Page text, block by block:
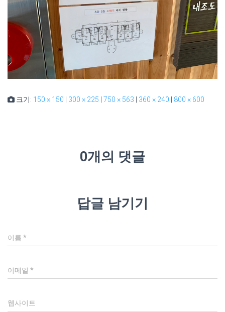
크기: 150 × 150 | 300 × 225 | 750 × 563 | 360 × 240 | 800 × 600
0개의 댓글
답글 남기기
이름 *
이메일 *
웹사이트